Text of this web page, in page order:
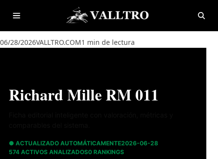
Abrir menú Abrir
06/28/2026VALLTRO.COM1 min de lectura
Richard Mille RM 011
● ACTUALIZADO AUTOMÁTICAMENTE2026-06-28
574 ACTIVOS ANALIZADOS0 RANKINGS